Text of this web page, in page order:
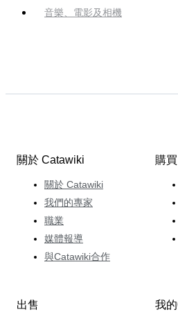
音樂、電影及相機
關於 Catawiki
關於 Catawiki
我們的專家
職業
媒體報導
與Catawiki合作
購買
出售 我